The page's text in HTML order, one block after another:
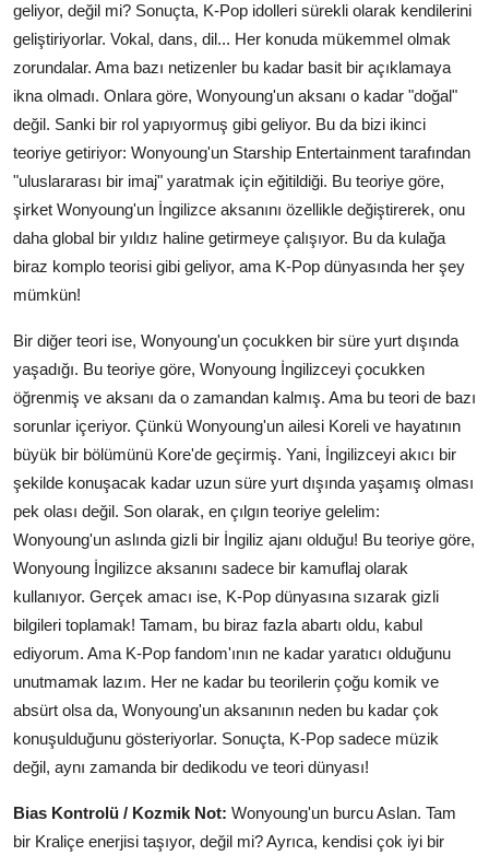
geliyor, değil mi? Sonuçta, K-Pop idolleri sürekli olarak kendilerini
geliştiriyorlar. Vokal, dans, dil... Her konuda mükemmel olmak
zorundalar. Ama bazı netizenler bu kadar basit bir açıklamaya
ikna olmadı. Onlara göre, Wonyoung'un aksanı o kadar "doğal"
değil. Sanki bir rol yapıyormuş gibi geliyor. Bu da bizi ikinci
teoriye getiriyor: Wonyoung'un Starship Entertainment tarafından
"uluslararası bir imaj" yaratmak için eğitildiği. Bu teoriye göre,
şirket Wonyoung'un İngilizce aksanını özellikle değiştirerek, onu
daha global bir yıldız haline getirmeye çalışıyor. Bu da kulağa
biraz komplo teorisi gibi geliyor, ama K-Pop dünyasında her şey
mümkün!
Bir diğer teori ise, Wonyoung'un çocukken bir süre yurt dışında
yaşadığı. Bu teoriye göre, Wonyoung İngilizceyi çocukken
öğrenmiş ve aksanı da o zamandan kalmış. Ama bu teori de bazı
sorunlar içeriyor. Çünkü Wonyoung'un ailesi Koreli ve hayatının
büyük bir bölümünü Kore'de geçirmiş. Yani, İngilizceyi akıcı bir
şekilde konuşacak kadar uzun süre yurt dışında yaşamış olması
pek olası değil. Son olarak, en çılgın teoriye gelelim:
Wonyoung'un aslında gizli bir İngiliz ajanı olduğu! Bu teoriye göre,
Wonyoung İngilizce aksanını sadece bir kamuflaj olarak
kullanıyor. Gerçek amacı ise, K-Pop dünyasına sızarak gizli
bilgileri toplamak! Tamam, bu biraz fazla abartı oldu, kabul
ediyorum. Ama K-Pop fandom'ının ne kadar yaratıcı olduğunu
unutmamak lazım. Her ne kadar bu teorilerin çoğu komik ve
absürt olsa da, Wonyoung'un aksanının neden bu kadar çok
konuşulduğunu gösteriyorlar. Sonuçta, K-Pop sadece müzik
değil, aynı zamanda bir dedikodu ve teori dünyası!
Bias Kontrolü / Kozmik Not: Wonyoung'un burcu Aslan. Tam
bir Kraliçe enerjisi taşıyor, değil mi? Ayrıca, kendisi çok iyi bir